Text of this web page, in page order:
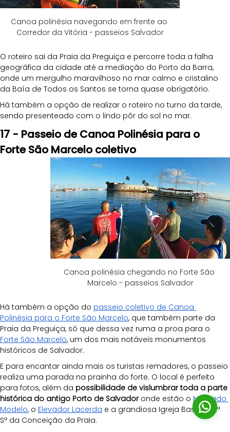
Canoa polinésia navegando em frente ao
Corredor da Vitória - passeios Salvador
O roteiro sai da Praia da Preguiça e percorre toda a falha
geográfica da cidade até a mediação do Porto da Barra,
onde um mergulho maravilhoso no mar calmo e cristalino
da Baía de Todos os Santos se torna quase obrigatório.
Há também a opção de realizar o roteiro no turno da tarde,
sendo presenteado com o lindo pôr do sol no mar.
17 - Passeio de Canoa Polinésia para o
Forte São Marcelo coletivo
Canoa polinésia chegando no Forte São
Marcelo - passeios Salvador
Há também a opção do passeio coletivo de Canoa
Polinésia para o Forte São Marcelo, que também parte da
Praia da Preguiça, só que dessa vez ruma a proa para o
Forte São Marcelo, um dos mais notáveis monumentos
históricos de Salvador.
E para encantar ainda mais os turistas remadores, o passeio
realiza uma parada na prainha do forte. O local é perfeito
para fotos, além da possibilidade de vislumbrar toda a parte
histórica do antigo Porto de Salvador onde estão o Mercado
Modelo, o Elevador Lacerda e a grandiosa Igreja Basílica Nª
Sª da Conceição da Praia.